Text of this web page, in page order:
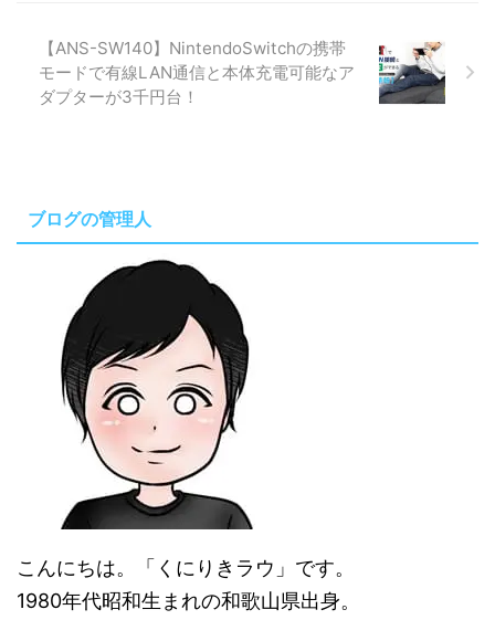
【ANS-SW140】NintendoSwitchの携帯
モードで有線LAN通信と本体充電可能なア
ダプターが3千円台！
ブログの管理人
こんにちは。「くにりきラウ」です。
1980年代昭和生まれの和歌山県出身。